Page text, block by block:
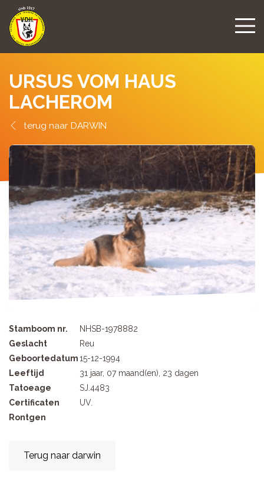
URSUS VOM HAUS
LACHEROM
DARWIN
Stamboom nr.
NHSB-1978882
Geslacht
Reu
Geboortedatum15-12-1994
Leeftijd
31 jaar, 07 maand(en), 23 dagen
Tatoeage
SJ.4483
Certificaten
UV.
Rontgen
Terug naar darwin